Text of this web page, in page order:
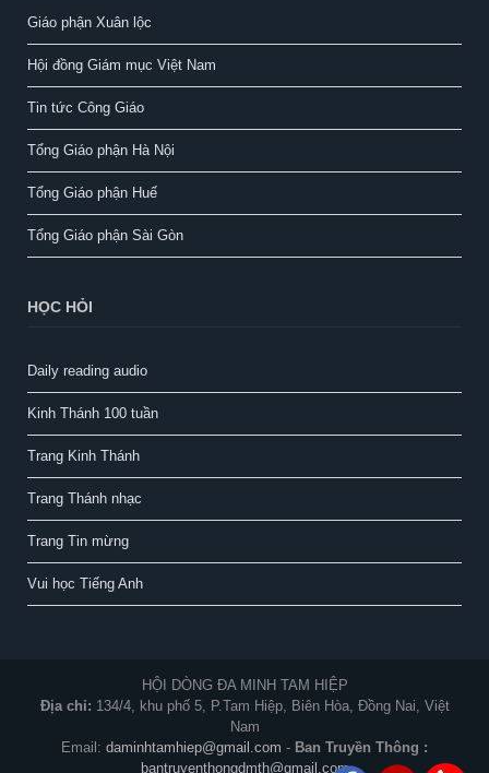
Giáo phận Xuân lộc
Hội đồng Giám mục Việt Nam
Tin tức Công Giáo
Tổng Giáo phận Hà Nội
Tổng Giáo phận Huế
Tổng Giáo phận Sài Gòn
HỌC HỎI
Daily reading audio
Kinh Thánh 100 tuần
Trang Kinh Thánh
Trang Thánh nhạc
Trang Tin mừng
Vui học Tiếng Anh
HỘI DÒNG ĐA MINH TAM HIỆP
Địa chỉ: 134/4, khu phố 5, P.Tam Hiệp, Biên Hòa, Đồng Nai, Việt
Nam
Email: daminhtamhiep@gmail.com - Ban Truyền Thông :
bantruyenthongdmth@gmail.com